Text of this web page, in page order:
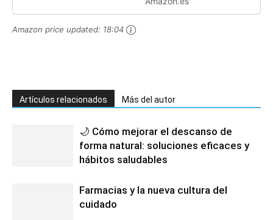
Amazon price updated: 18:04
Artículos relacionados Más del autor
🌙 Cómo mejorar el descanso de
forma natural: soluciones eficaces y
hábitos saludables
Farmacias y la nueva cultura del
cuidado